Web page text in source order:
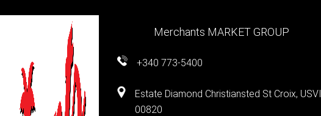
Merchants MARKET GROUP
+340 773-5400
Estate Diamond Christiansted St Croix, USVI
00820